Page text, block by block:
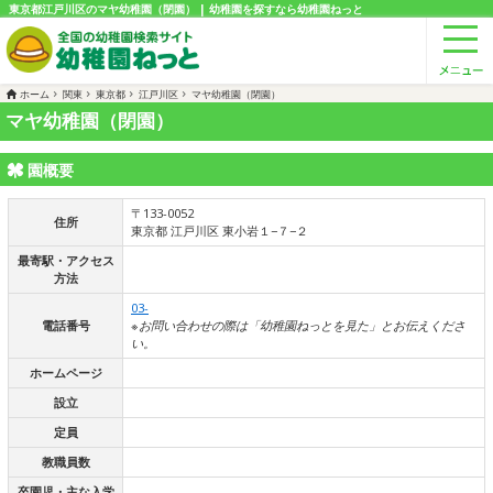
東京都江戸川区のマヤ幼稚園（閉園） | 幼稚園を探すなら幼稚園ねっと
ホーム 関東 東京都 江戸川区 マヤ幼稚園（閉園）
マヤ幼稚園（閉園）
園概要
住所
〒133-0052
東京都 江戸川区 東小岩１−７−２
最寄駅・アクセス
方法
電話番号
03-
※お問い合わせの際は「幼稚園ねっとを見た」とお伝えくださ
い。
ホームページ
設立
定員
教職員数